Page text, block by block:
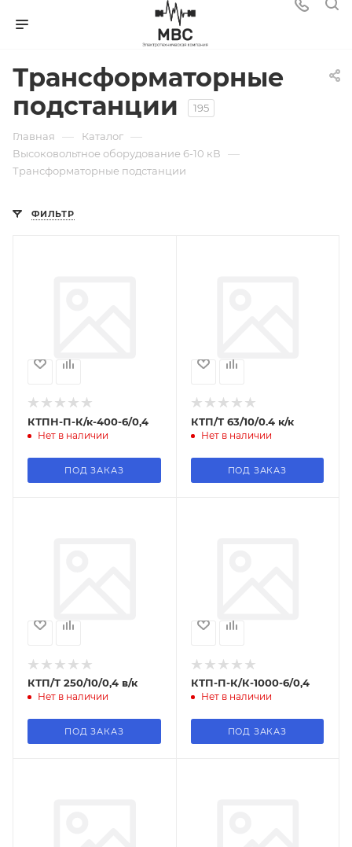
Трансформаторные
подстанции
195
Главная — Каталог —
Высоковольтное оборудование 6-10 кВ —
Трансформаторные подстанции
ФИЛЬТР
КТПН-П-К/к-400-6/0,4
Нет в наличии
ПОД ЗАКАЗ
КТП/Т 63/10/0.4 к/к
Нет в наличии
ПОД ЗАКАЗ
КТП/Т 250/10/0,4 в/к
Нет в наличии
ПОД ЗАКАЗ
КТП-П-К/К-1000-6/0,4
Нет в наличии
ПОД ЗАКАЗ